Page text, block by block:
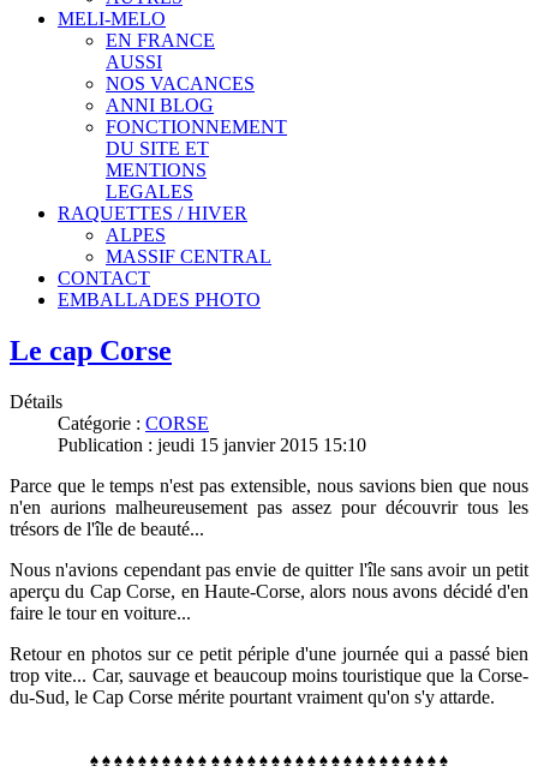
MELI-MELO
EN FRANCE
AUSSI
NOS VACANCES
ANNI BLOG
FONCTIONNEMENT
DU SITE ET
MENTIONS
LEGALES
RAQUETTES / HIVER
ALPES
MASSIF CENTRAL
CONTACT
EMBALLADES PHOTO
Le cap Corse
Détails
Catégorie : CORSE
Publication : jeudi 15 janvier 2015 15:10
Parce que le temps n'est pas extensible, nous savions bien que nous
n'en aurions malheureusement pas assez pour découvrir tous les
trésors de l'île de beauté...
Nous n'avions cependant pas envie de quitter l'île sans avoir un petit
aperçu du Cap Corse, en Haute-Corse, alors nous avons décidé d'en
faire le tour en voiture...
Retour en photos sur ce petit périple d'une journée qui a passé bien
trop vite... Car, sauvage et beaucoup moins touristique que la Corse-
du-Sud, le Cap Corse mérite pourtant vraiment qu'on s'y attarde.
♠ ♠ ♠ ♠ ♠ ♠ ♠ ♠ ♠ ♠ ♠ ♠ ♠ ♠ ♠ ♠ ♠ ♠ ♠ ♠ ♠ ♠ ♠ ♠ ♠ ♠ ♠ ♠ ♠ ♠